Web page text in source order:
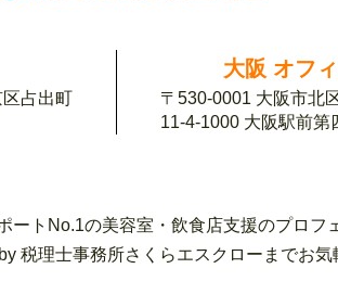
占出町
大阪 オフ
〒530-0001 大阪市北
11-4-1000 大阪駅前第
トNo.1の美容室・飲食店支援のプロ
税理士事務所さくらエスクローまでお